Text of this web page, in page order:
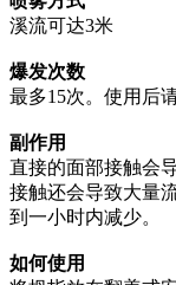
溪流可达3米
爆发次数
最多15次。使用后
副作用
直接的面部接触会
接触还会导致大量
到一小时内减少。
如何使用